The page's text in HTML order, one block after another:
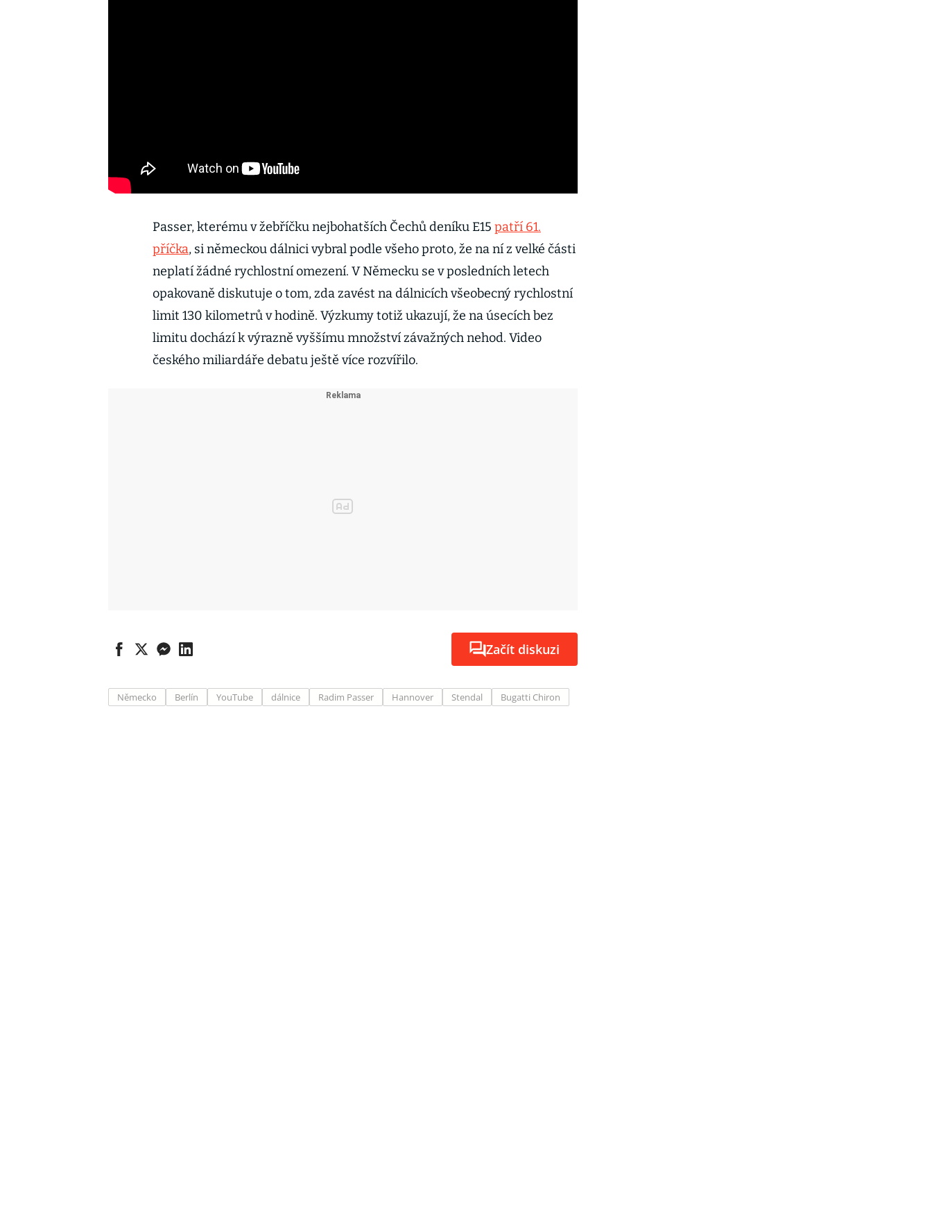
Passer, kterému v žebříčku nejbohatších Čechů deníku E15 patří 61.
příčka, si německou dálnici vybral podle všeho proto, že na ní z velké části
neplatí žádné rychlostní omezení. V Německu se v posledních letech
opakovaně diskutuje o tom, zda zavést na dálnicích všeobecný rychlostní
limit 130 kilometrů v hodině. Výzkumy totiž ukazují, že na úsecích bez
limitu dochází k výrazně vyššímu množství závažných nehod. Video
českého miliardáře debatu ještě více rozvířilo.
Začít diskuzi
Německo Berlín YouTube dálnice Radim Passer Hannover Stendal Bugatti Chiron